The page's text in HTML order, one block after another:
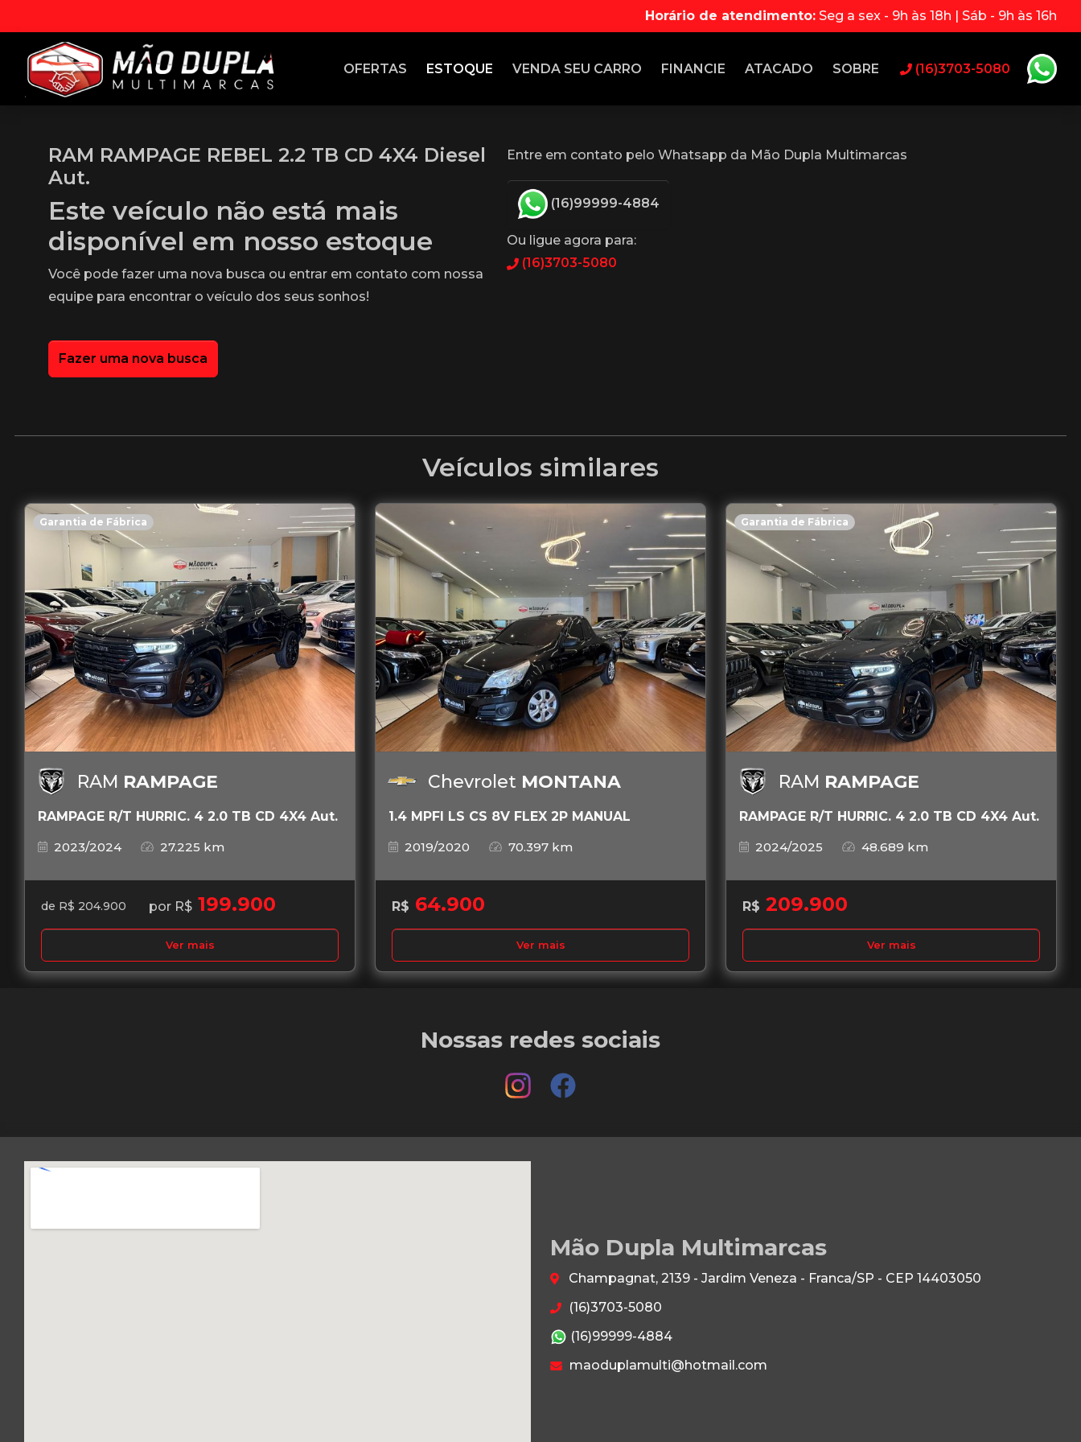
Horário de atendimento: Seg a sex - 9h às 18h | Sáb - 9h às 16h
OFERTAS ESTOQUE VENDA SEU CARRO FINANCIE ATACADO SOBRE (16)3703-5080
RAM RAMPAGE REBEL 2.2 TB CD 4X4 Diesel
Aut.
Este veículo não está mais
disponível em nosso estoque
Você pode fazer uma nova busca ou entrar em contato com nossa
equipe para encontrar o veículo dos seus sonhos!
Fazer uma nova busca
Entre em contato pelo Whatsapp da Mão Dupla Multimarcas
(16)99999-4884
Ou ligue agora para:
(16)3703-5080
Veículos similares
Garantia de Fábrica
RAM RAMPAGE
RAMPAGE R/T HURRIC. 4 2.0 TB CD 4X4 Aut.
2023/2024
27.225 km
de R$ 204.900 por R$ 199.900
Ver mais
Chevrolet MONTANA
1.4 MPFI LS CS 8V FLEX 2P MANUAL
2019/2020
70.397 km
R$ 64.900
Ver mais
Garantia de Fábrica
RAM RAMPAGE
RAMPAGE R/T HURRIC. 4 2.0 TB CD 4X4 Aut.
2024/2025
48.689 km
R$ 209.900
Ver mais
Nossas redes sociais
Mão Dupla Multimarcas
Champagnat, 2139 - Jardim Veneza - Franca/SP - CEP 14403050
(16)3703-5080
(16)99999-4884
maoduplamulti@hotmail.com